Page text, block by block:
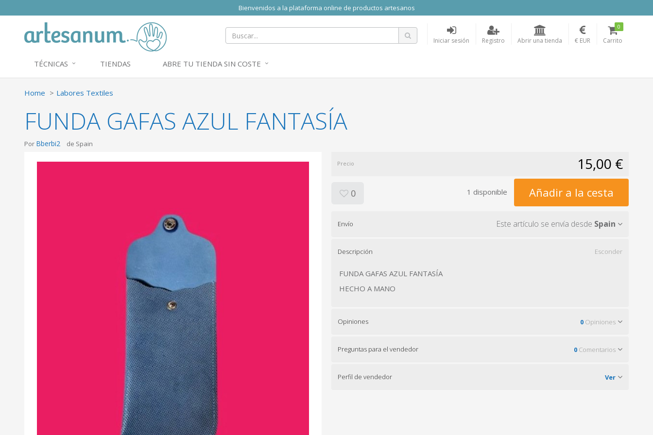
Bienvenidos a la plataforma online de productos artesanos
Iniciar sesión Registro Abrir una tienda € EUR Carrito
0
TÉCNICAS TIENDAS ABRE TU TIENDA SIN COSTE
Home Labores Textiles
FUNDA GAFAS AZUL FANTASÍA
Por Bberbi2 de Spain
Precio 15,00 €
0 1 disponible Añadir a la cesta
Envío Este artículo se envía desde Spain
Descripción Esconder
FUNDA GAFAS AZUL FANTASÍA
HECHO A MANO
Opiniones 0 Opiniones
Preguntas para el vendedor 0 Comentarios
Perfil de vendedor Ver